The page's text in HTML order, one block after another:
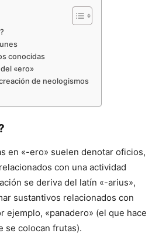
conocidas
«ero»
de neologismos
en «-ero» suelen denotar oficios,
con una actividad
se deriva del latín «-arius»,
sustantivos relacionados con
ejemplo, «panadero» (el que hace
se colocan frutas).